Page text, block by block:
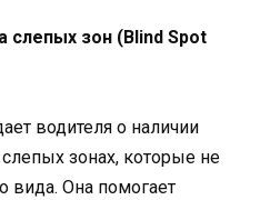
слепых зон (Blind Spot
водителя о наличии
зонах, которые не
вида. Она помогает